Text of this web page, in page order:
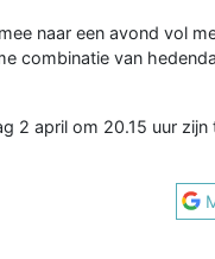
naar een avond vol
combinatie van
2 april om 20.15 uur zijn